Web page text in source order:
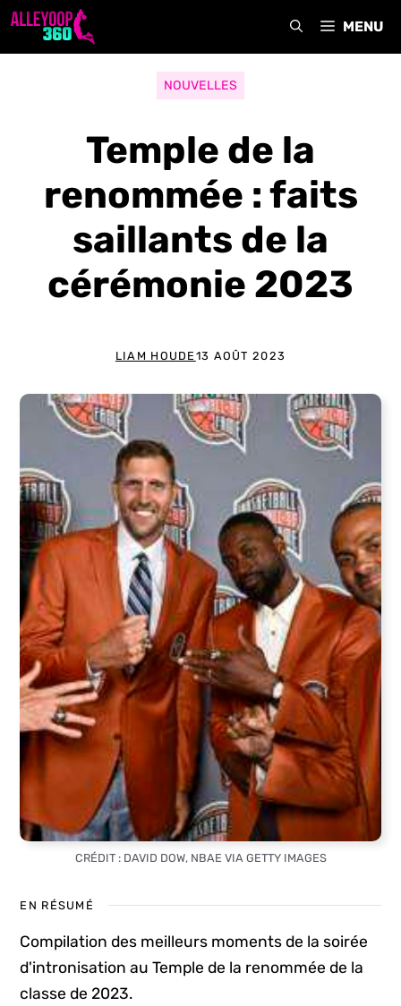
Aller
MENU
NOUVELLES
Temple de la
renommée : faits
saillants de la
cérémonie 2023
LIAM HOUDE 13 AOÛT 2023
CRÉDIT : DAVID DOW, NBAE VIA GETTY IMAGES
EN RÉSUMÉ
Compilation des meilleurs moments de la soirée
d'intronisation au Temple de la renommée de la
classe de 2023.